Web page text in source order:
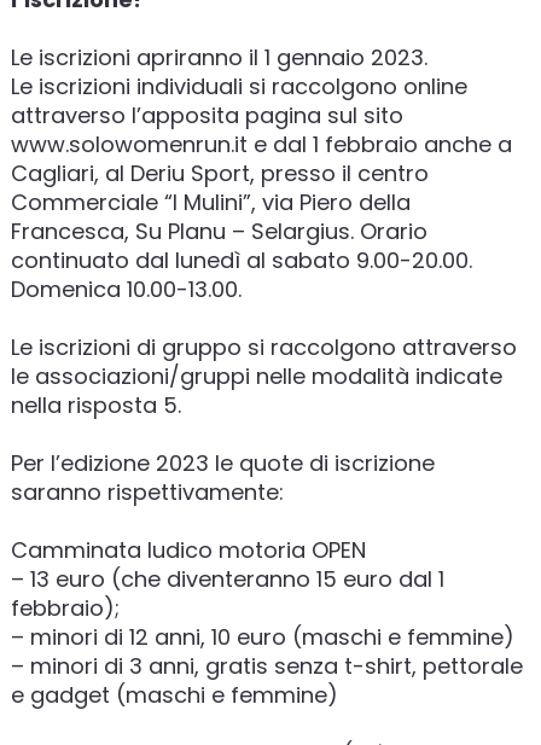
Le iscrizioni apriranno il 1 gennaio 2023.
Le iscrizioni individuali si raccolgono online
attraverso l’apposita pagina sul sito
www.solowomenrun.it e dal 1 febbraio anche a
Cagliari, al Deriu Sport, presso il centro
Commerciale “I Mulini”, via Piero della
Francesca, Su Planu – Selargius. Orario
continuato dal lunedì al sabato 9.00-20.00.
Domenica 10.00-13.00.
Le iscrizioni di gruppo si raccolgono attraverso
le associazioni/gruppi nelle modalità indicate
nella risposta 5.
Per l’edizione 2023 le quote di iscrizione
saranno rispettivamente:
Camminata ludico motoria OPEN
– 13 euro (che diventeranno 15 euro dal 1
febbraio);
– minori di 12 anni, 10 euro (maschi e femmine)
– minori di 3 anni, gratis senza t-shirt, pettorale
e gadget (maschi e femmine)